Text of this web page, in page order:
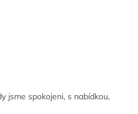
je 5 z 5 hvězdiček.
jsme spokojeni, s nabídkou,